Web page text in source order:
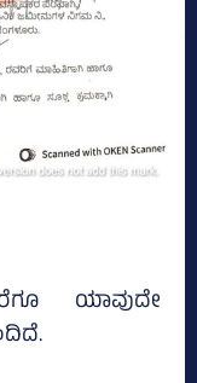
ಯಾವುದೇ